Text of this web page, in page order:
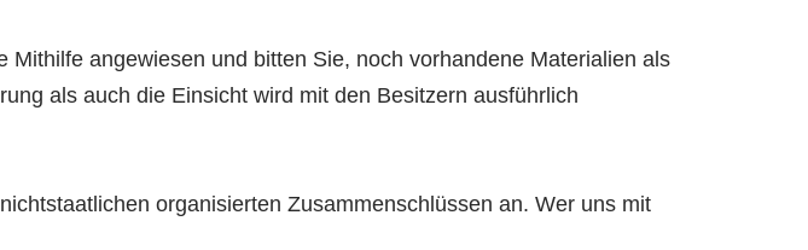
angewiesen und bitten Sie, noch vorhandene Materialien als
als auch die Einsicht wird mit den Besitzern ausführlich
organisierten Zusammenschlüssen an. Wer uns mit